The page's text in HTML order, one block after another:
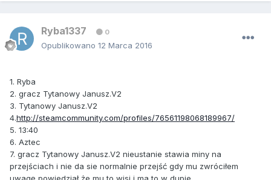
Ryba1337 0
Opublikowano 12 Marca 2016
1. Ryba
2. gracz Tytanowy Janusz.V2
3. Tytanowy Janusz.V2
4.http://steamcommunity.com/profiles/76561198068189967/
5. 13:40
6. Aztec
7. gracz Tytanowy Janusz.V2 nieustanie stawia miny na
przejściach i nie da sie normalnie przejść gdy mu zwróciłem